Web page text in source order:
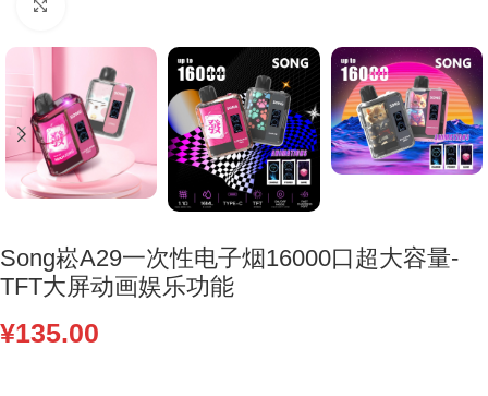
Song崧A29一次性电子烟16000口超大容量-
TFT大屏动画娱乐功能
¥135.00